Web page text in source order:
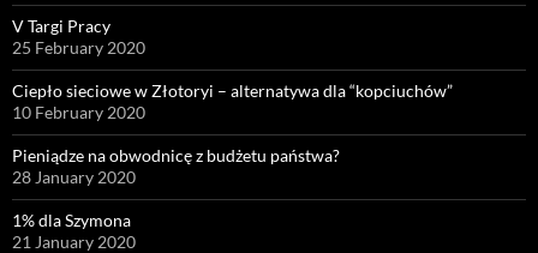
V Targi Pracy
25 February 2020
Ciepło sieciowe w Złotoryi – alternatywa dla “kopciuchów”
10 February 2020
Pieniądze na obwodnicę z budżetu państwa?
28 January 2020
1% dla Szymona
21 January 2020